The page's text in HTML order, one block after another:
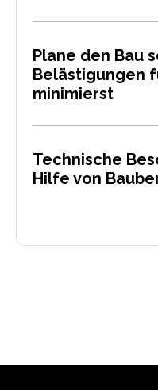
Plane den Bau
Belästigungen
minimierst
Technische
Hilfe von